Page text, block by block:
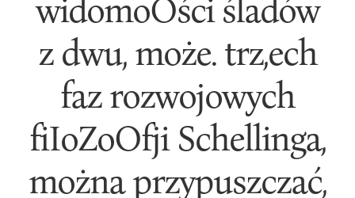
widomoOści śladów
z dwu, może. trz,ech
faz rozwojowych
fiIoZoOfji Schellinga,
można przypuszczać,